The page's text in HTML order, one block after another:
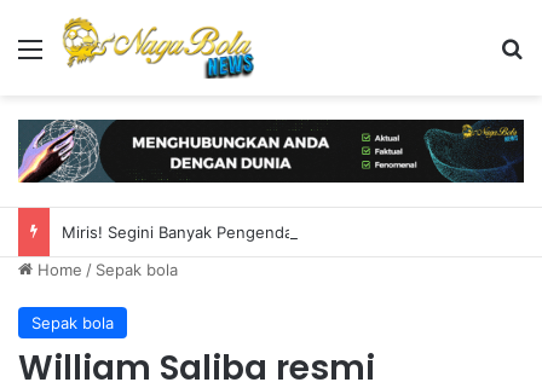
Menu
Home / Sepak bola
Sepak bola
William Saliba resmi